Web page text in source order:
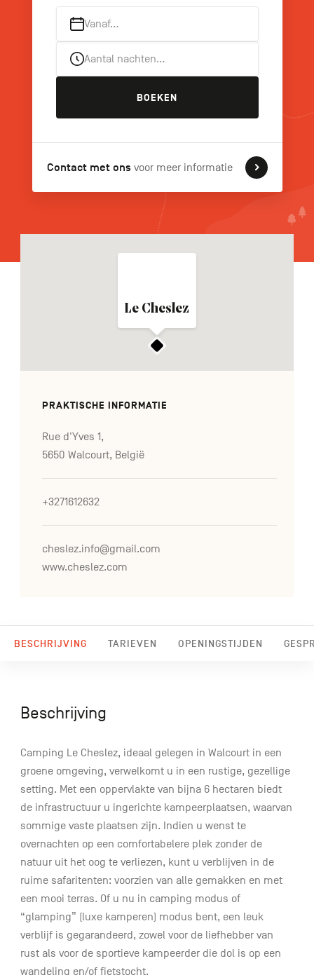
FR
secondaire
Vanaf…
Aantal nachten…
BOEKEN
Contact met ons voor meer informatie
BESCHRIJVING TARIEVEN OPENINGSTIJDEN
Le Cheslez
PRAKTISCHE INFORMATIE
Rue d'Yves 1,
5650 Walcourt, België
+3271612632
cheslez.info@gmail.com
www.cheslez.com
Beschrijving
Camping Le Cheslez, ideaal gelegen in Walcourt in een
groene omgeving, verwelkomt u in een rustige, gezellige
setting. Met een oppervlakte van bijna 6 hectaren biedt
de infrastructuur u ingerichte kampeerplaatsen, waarvan
sommige vaste plaatsen zijn. Indien u wenst te
overnachten op een comfortabelere plek zonder de
natuur uit het oog te verliezen, kunt u verblijven in de
ruime safaritenten: voorzien van alle gemakken en met
een mooi terras. Of u nu in camping modus of
“glamping” (luxe kamperen) modus bent, een leuk
verblijf is gegarandeerd, zowel voor de liefhebber van
rust als voor de sportieve kampeerder die dol is op een
wandeling en/of fietstocht.